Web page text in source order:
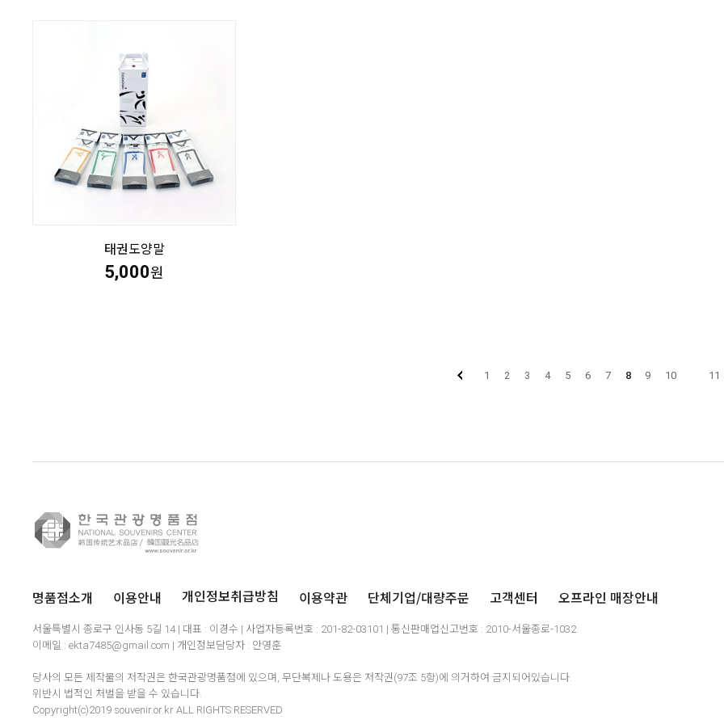
태권도양말
5,000원
1 2 3 4 5 6 7 8 9 10 11
명품점소개 이용안내 개인정보취급방침 이용약관 단체기업/대량주문 고객센터 오프라인 매장안내
서울특별시 종로구 인사동 5길 14 | 대표 : 이경수 | 사업자등록번호 : 201-82-03101 | 통신판매업신고번호 : 2010-서울종로-1032
이메일 : ekta7485@gmail.com | 개인정보담당자 : 안영훈
당사의 모든 제작물의 저작권은 한국관광명품점에 있으며, 무단복제나 도용은 저작권(97조 5항)에 의거하여 금지되어있습니다.
위반시 법적인 처벌을 받을 수 있습니다.
Copyright(c)2019 souvenir.or.kr ALL RIGHTS RESERVED